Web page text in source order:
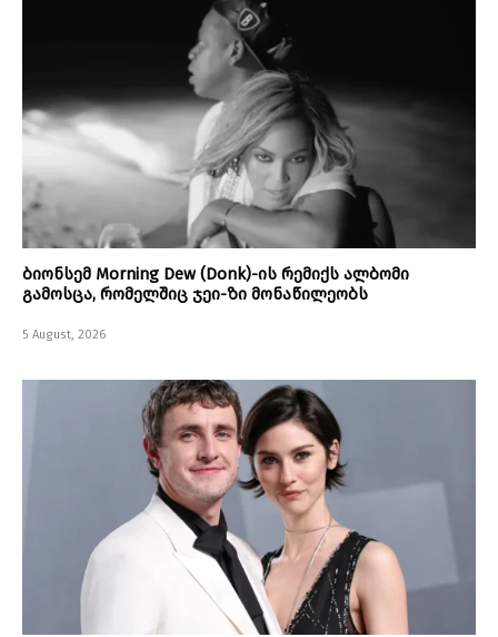
ბიონსემ Morning Dew (Donk)-ის რემიქს ალბომი
გამოსცა, რომელშიც ჯეი-ზი მონაწილეობს
5 August, 2026